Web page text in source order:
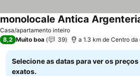
Casa/apartamento inteiro
monolocale Antica
8,2 Muito boa 39 a 1.3 km de Centro
Selecione as datas para ver os preços
exatos.